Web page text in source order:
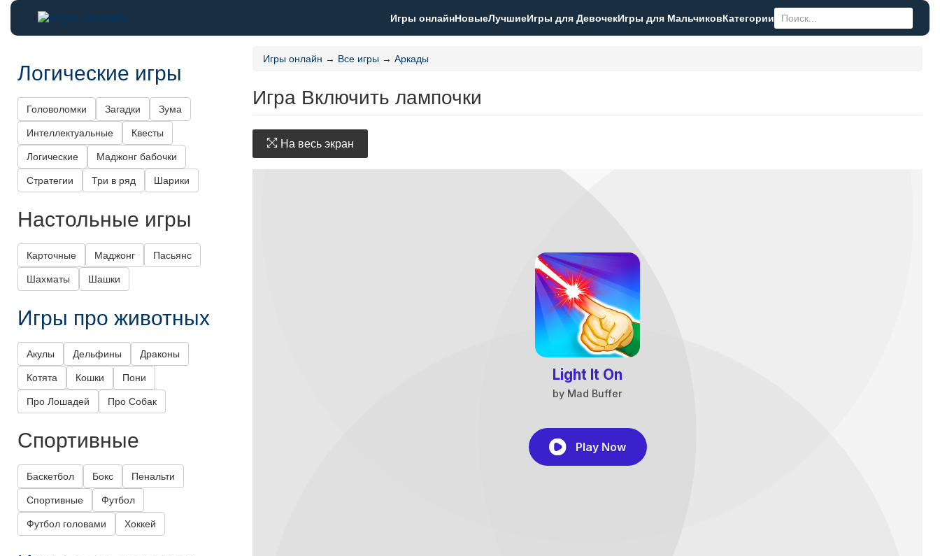
Игры онлайнНовыеЛучшиеИгры для ДевочекИгры для МальчиковКатегории
Игры онлайн → Все игры → Аркады
Игра Включить лампочки
На весь экран
Логические игры
Головоломки Загадки Зума
Интеллектуальные Квесты
Логические Маджонг бабочки
Стратегии Три в ряд Шарики
Настольные игры
Карточные Маджонг Пасьянс
Шахматы Шашки
Игры про животных
Акулы Дельфины Драконы
Котята Кошки Пони
Про Лошадей Про Собак
Спортивные
Баскетбол Бокс Пенальти
Спортивные Футбол
Футбол головами Хоккей